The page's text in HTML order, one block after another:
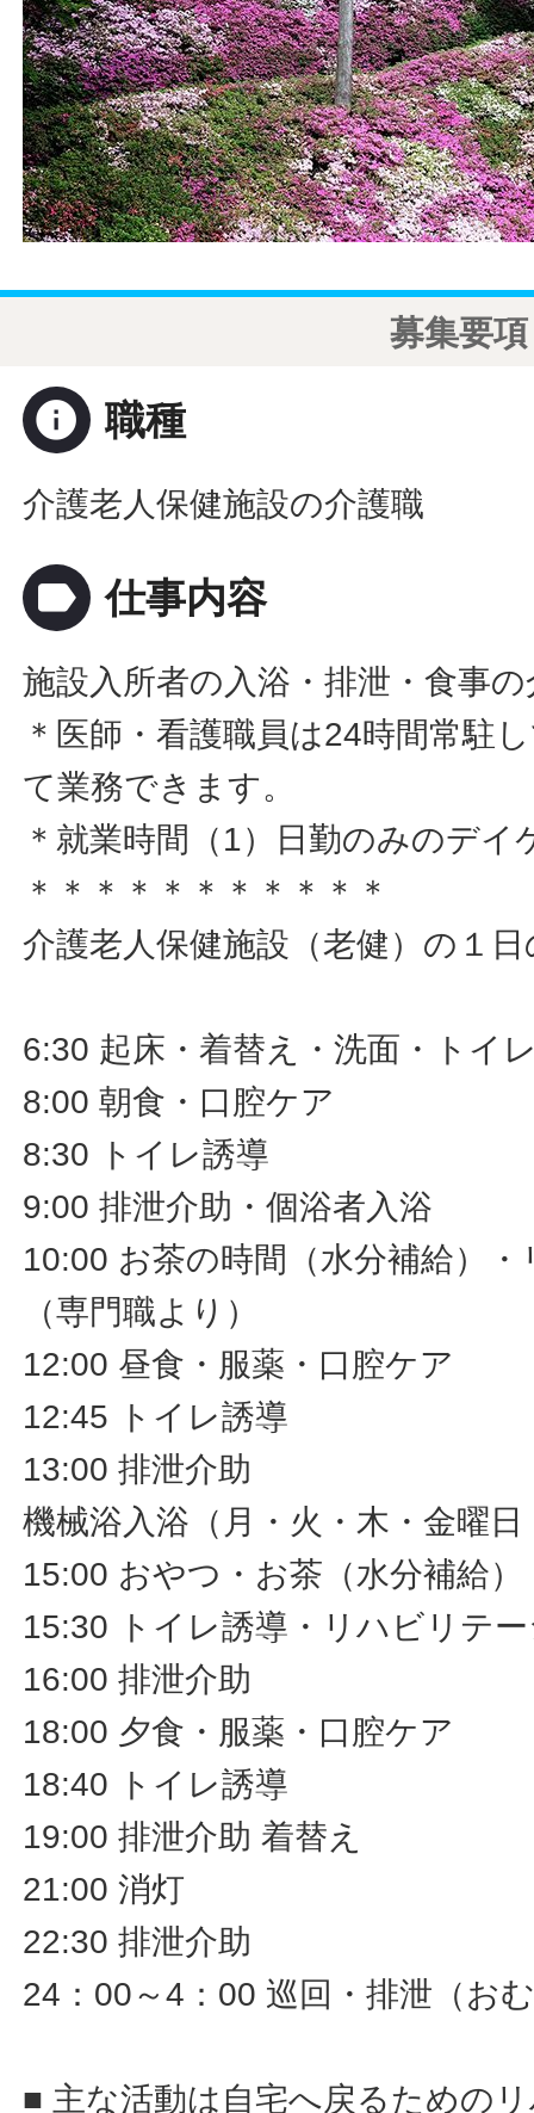
募集要項
info 職種
介護老人保健施設の介護職
label 仕事内容
施設入所者の入浴・排泄・食事
＊医師・看護職員は24時間常駐
て業務できます。
＊就業時間（1）日勤のみのデ
＊＊＊＊＊＊＊＊＊＊＊
介護老人保健施設（老健）の１
6:30 起床・着替え・洗面・トイ
8:00 朝食・口腔ケア
8:30 トイレ誘導
9:00 排泄介助・個浴者入浴
10:00 お茶の時間（水分補給）
（専門職より）
12:00 昼食・服薬・口腔ケア
12:45 トイレ誘導
13:00 排泄介助
機械浴入浴（月・火・木・金曜
15:00 おやつ・お茶（水分補給）
15:30 トイレ誘導・リハビリテ
16:00 排泄介助
18:00 夕食・服薬・口腔ケア
18:40 トイレ誘導
19:00 排泄介助 着替え
21:00 消灯
22:30 排泄介助
24：00～4：00 巡回・排泄（お
■ 主な活動は自宅へ戻るための